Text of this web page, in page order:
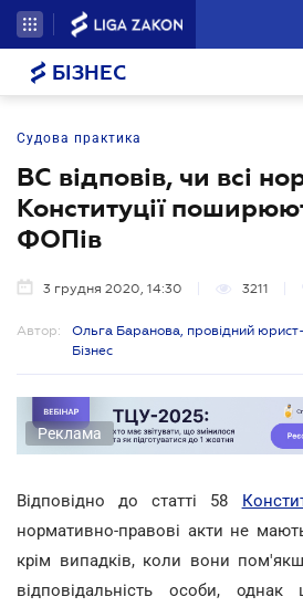
БІЗНЕС
Судова практика
ВС відповів, чи всі
Конституції
ФОПів
3 грудня 2020, 14:30 3211
Автор:
Ольга Баранова, провідний
Бізнес
Реклама
Відповідно до статті 58
нормативно-правові акти не
крім випадків, коли вони
відповідальність особи,